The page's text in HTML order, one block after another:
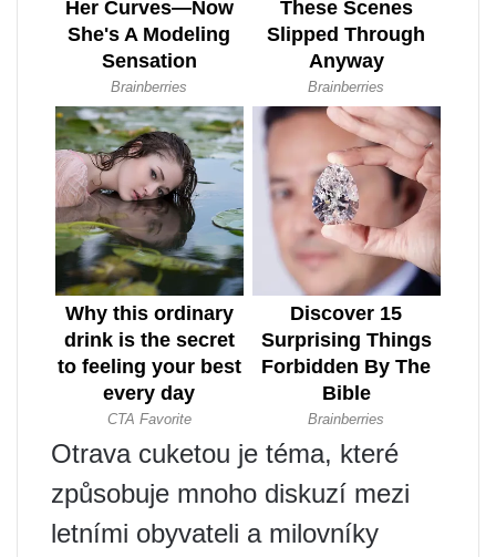
Otrava cuketou je téma, které
způsobuje mnoho diskuzí mezi
letními obyvateli a milovníky